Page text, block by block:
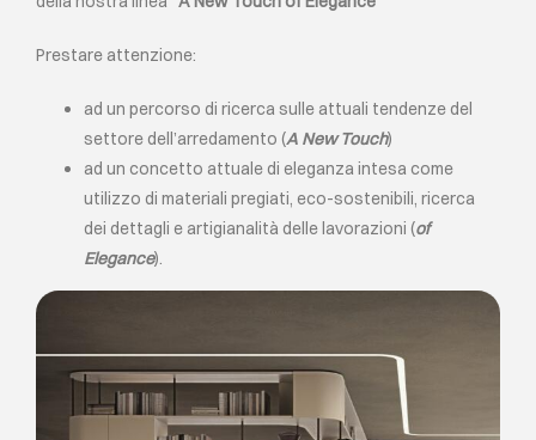
Prestare attenzione:
ad un percorso di ricerca sulle attuali tendenze del
settore dell’arredamento (A New Touch)
ad un concetto attuale di eleganza intesa come
utilizzo di materiali pregiati, eco-sostenibili, ricerca
dei dettagli e artigianalità delle lavorazioni (of
Elegance).